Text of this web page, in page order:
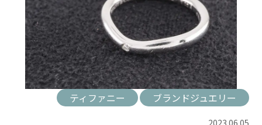
ティファニー ブランドジュエリー